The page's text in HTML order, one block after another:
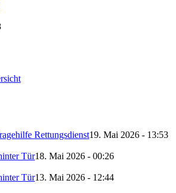
Rettungsdienst19. Mai 2026 - 13:53
Tür18. Mai 2026 - 00:26
Tür13. Mai 2026 - 12:44